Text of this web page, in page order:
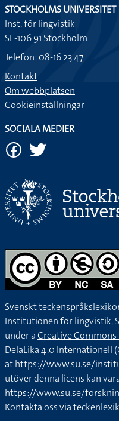
STOCKHOLMS UNIVERSITET
Inst. för lingvistik
SE-106 91 Stockholm
Telefon: 08-16 23 47
Kontakt
Om webbplatsen
Cookieinställningar
SOCIALA MEDIER
Svenskt
Institutionen för lingvistik,
under aCreative
DelaLika 4.0 Internationell
athttps://www.su.se/
utöver denna licens kan
https://www.su.se/
Kontakta oss via